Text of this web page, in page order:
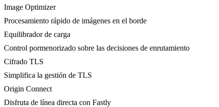
Image Optimizer
Procesamiento rápido de imágenes en el borde
Equilibrador de carga
Control pormenorizado sobre las decisiones de enrutamiento
Cifrado TLS
Simplifica la gestión de TLS
Origin Connect
Disfruta de línea directa con Fastly